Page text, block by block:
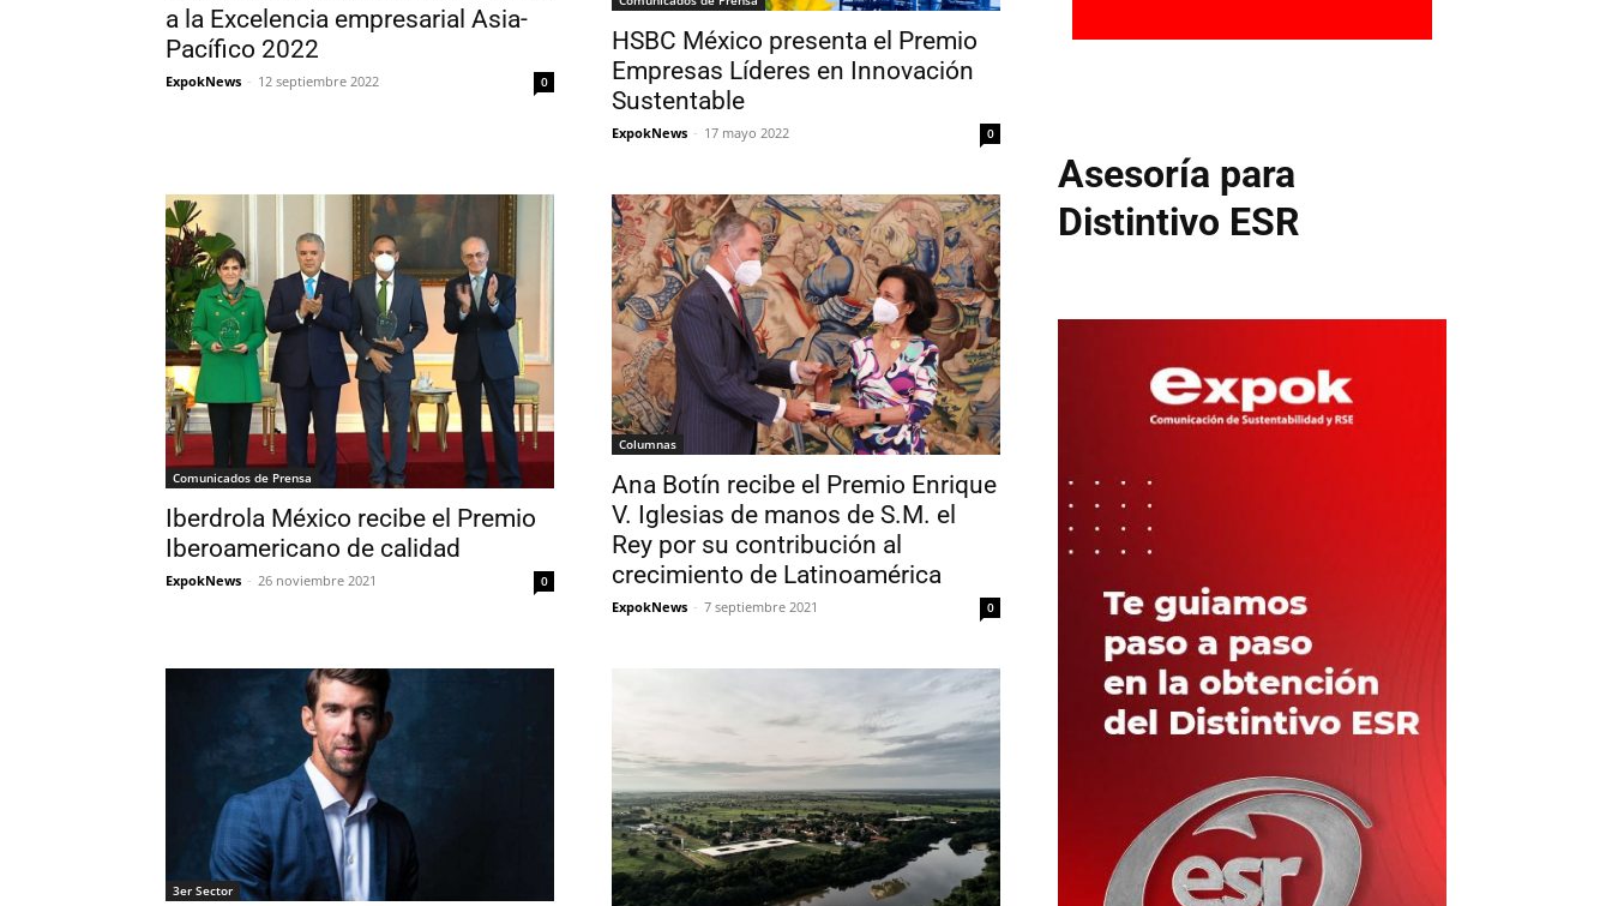
a la Excelencia empresarial Asia-
Pacífico 2022
ExpokNews - 12 septiembre 2022 0
HSBC México presenta el Premio
Empresas Líderes en Innovación
Sustentable
ExpokNews - 17 mayo 2022 0
Comunicados de Prensa
Iberdrola México recibe el Premio
Iberoamericano de calidad
ExpokNews - 26 noviembre 2021 0
Columnas
Ana Botín recibe el Premio Enrique
V. Iglesias de manos de S.M. el
Rey por su contribución al
crecimiento de Latinoamérica
ExpokNews - 7 septiembre 2021 0
3er Sector
Asesoría para
Distintivo ESR